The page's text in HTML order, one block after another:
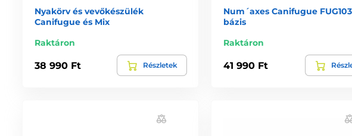
Nyakörv és vevőkészülék
Canifugue és Mix
Raktáron
38 990 Ft Részletek
Num´axes Canifugue
bázis
Raktáron
41 990 Ft